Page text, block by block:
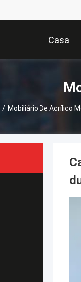
Casa
/ Mobiliário De Acrílico